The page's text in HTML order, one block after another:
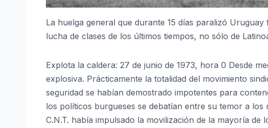
La huelga general que durante 15 días paralizó
lucha de clases de los últimos tiempos, no sólo de
Explota la caldera: 27 de junio de 1973, hora 0 Desde
explosiva. Prácticamente la totalidad del movimiento
seguridad se habían demostrado impotentes para
los políticos burgueses se debatían entre su temor a
C.N.T. había impulsado la movilización de la mayoría